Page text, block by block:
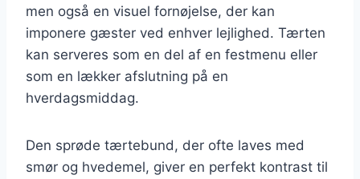
men også en visuel fornøjelse, der kan
imponere gæster ved enhver lejlighed. Tærten
kan serveres som en del af en festmenu eller
som en lækker afslutning på en
hverdagsmiddag.
Den sprøde tærtebund, der ofte laves med
smør og hvedemel, giver en perfekt kontrast til